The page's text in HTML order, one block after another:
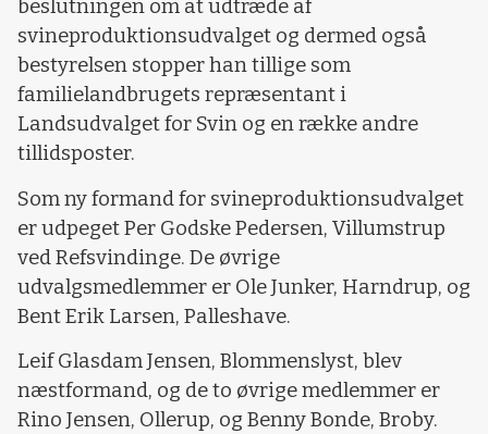
beslutningen om at udtræde af
svineproduktionsudvalget og dermed også
bestyrelsen stopper han tillige som
familielandbrugets repræsentant i
Landsudvalget for Svin og en række andre
tillidsposter.
Som ny formand for svineproduktionsudvalget
er udpeget Per Godske Pedersen, Villumstrup
ved Refsvindinge. De øvrige
udvalgsmedlemmer er Ole Junker, Harndrup, og
Bent Erik Larsen, Palleshave.
Leif Glasdam Jensen, Blommenslyst, blev
næstformand, og de to øvrige medlemmer er
Rino Jensen, Ollerup, og Benny Bonde, Broby.